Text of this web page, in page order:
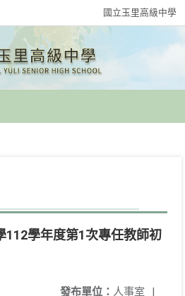
國立玉里高級中學
112學年度第1次專任教師初
發布單位： 人事室 |